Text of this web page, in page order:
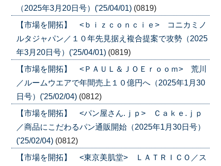
（2025年3月20日号）('25/04/01) (0819)
【市場を開拓】 <ｂｉｚｃｏｎｃｉｅ> コニカミノ
ルタジャパン／１０年先見据え複合提案で攻勢（2025
年3月20日号）('25/04/01) (0819)
【市場を開拓】 <ＰＡＵＬ＆ＪＯＥｒｏｏｍ> 荒川
／ルームウエアで年間売上１０億円へ（2025年1月30
日号）('25/02/04) (0812)
【市場を開拓】 <パン屋さん.ｊｐ> Ｃａｋｅ.ｊｐ
／商品にこだわるパン通販開始（2025年1月30日号）
('25/02/04) (0812)
【市場を開拓】 <東京美肌堂> ＬＡＴＲＩＣＯ／ス